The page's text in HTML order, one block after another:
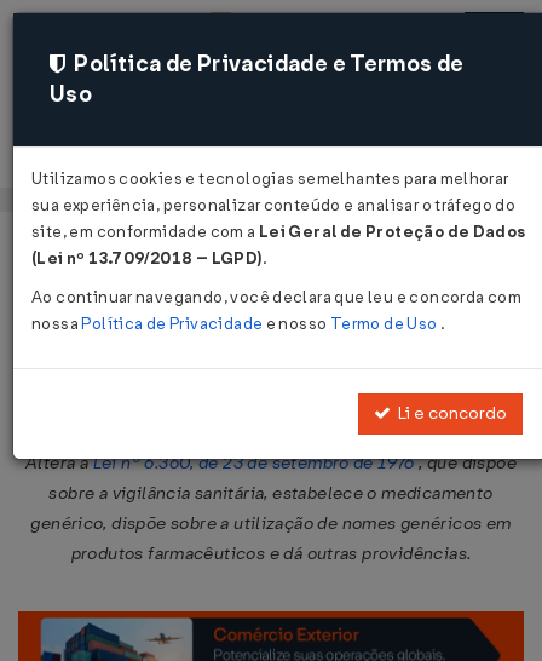
Acessar
Página Inicial Legislações
Lei nº 9.787 de 10/02/1999
Altera aLei nº 6.360, de 23 de setembro de 1976, que dispõe
sobre a vigilância sanitária, estabelece o medicamento
genérico, dispõe sobre a utilização de nomes genéricos em
produtos farmacêuticos e dá outras providências.
Política de Privacidade e Termos de
Uso
Utilizamos cookies e tecnologias semelhantes para melhorar
sua experiência, personalizar conteúdo e analisar o tráfego do
site, em conformidade com a Lei Geral de Proteção de Dados
(Lei nº 13.709/2018 – LGPD).
Ao continuar navegando, você declara que leu e concorda com
nossaPolítica de Privacidade e nosso Termo de Uso .
Li e concordo